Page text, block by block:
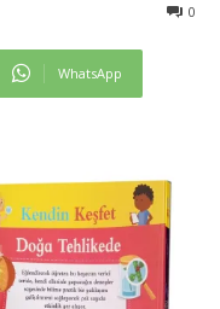
0
WhatsApp